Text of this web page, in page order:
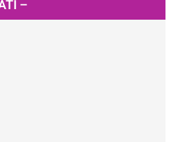
–